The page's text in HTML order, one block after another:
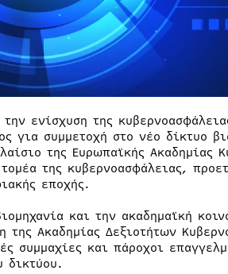
ενίσχυση της
για συμμετοχή στο νέο δίκτυο
της Ευρωπαϊκής Ακαδημίας
της κυβερνοασφάλειας,
εποχής.
και την ακαδημαϊκή
Ακαδημίας Δεξιοτήτων
συμμαχίες και πάροχοι
δικτύου.